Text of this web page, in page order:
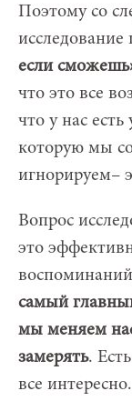
Поэтому со
исследование
если
что это все
что у нас есть
которую мы
игнорируем–
Вопрос
это
самый
мы меняем
замерять.
все